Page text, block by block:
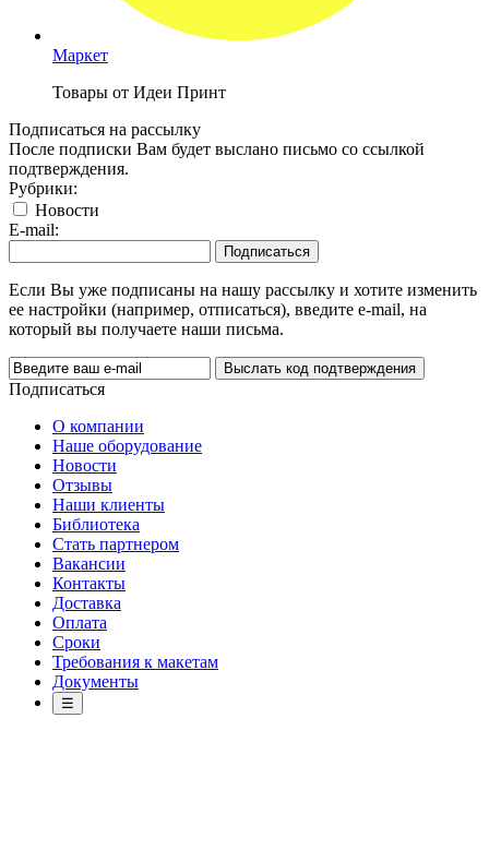
Маркет
Товары от Идеи Принт
Подписаться на рассылку
После подписки Вам будет выслано письмо со ссылкой
подтверждения.
Рубрики:
Новости
E-mail:
Если Вы уже подписаны на нашу рассылку и хотите изменить
ее настройки (например, отписаться), введите e-mail, на
который вы получаете наши письма.
Подписаться
О компании
Наше оборудование
Новости
Отзывы
Наши клиенты
Библиотека
Стать партнером
Вакансии
Контакты
Доставка
Оплата
Сроки
Требования к макетам
Документы
☰